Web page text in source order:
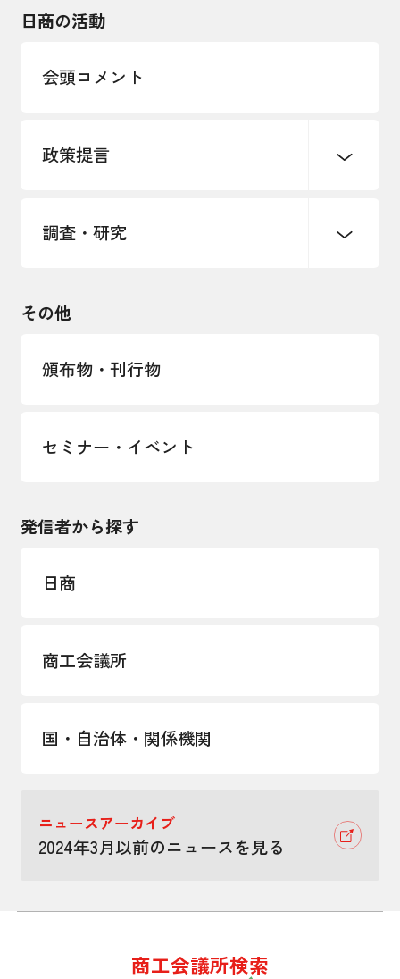
インボイス制度
海外情報レポート
安全保障貿易管理・技術流出防止に関す
経営者保証に関するガイドライン
日商の活動
会頭コメント
政策提言
中小企業経営
国土強靭化・社会基盤整備・震災復興
調査・研究
LOBO調査
その他
頒布物・刊行物
セミナー・イベント
発信者から探す
日商
商工会議所
国・自治体・関係機関
ニュースアーカイブ
2024年3月以前のニュースを見る
商工会議所検索